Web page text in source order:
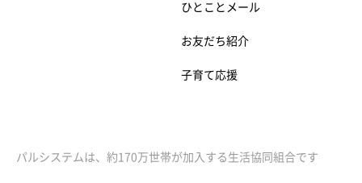
ひとことメール
お友だち紹介
子育て応援
パルシステムは、約170万世帯が加入する生活協同組合です